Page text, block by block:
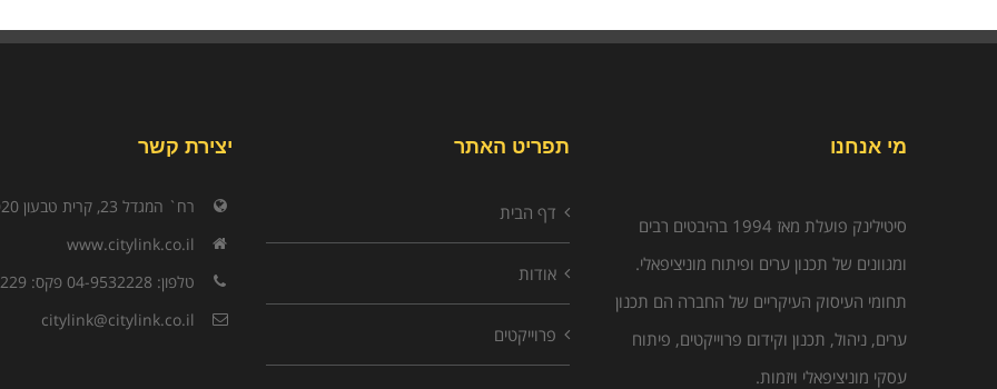
מי אנחנו
סיטילינק פועלת מאז 1994 בהיבטים רבים
ומגוונים של תכנון ערים ופיתוח מוניציפאלי.
תחומי העיסוק העיקריים של החברה הם תכנון
ערים, ניהול, תכנון וקידום פרוייקטים, פיתוח
עסקי מוניציפאלי ויזמות.
תפריט האתר
דף הבית
אודות
פרוייקטים
יצירת קשר
רח` המגדל 23, קרית טבעון 3603020
www.citylink.co.il
טלפון: 04-9532228 פקס: 04-9532229
citylink@citylink.co.il